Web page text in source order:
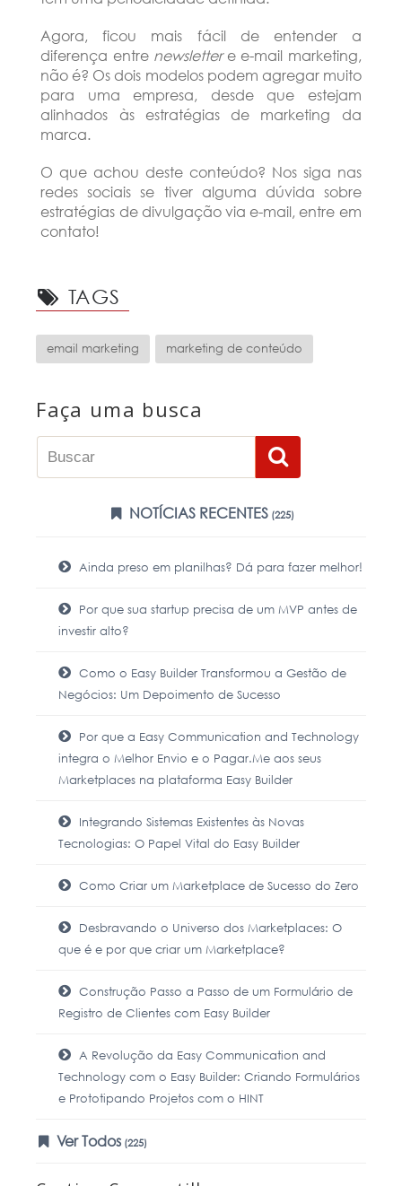
Agora, ficou mais fácil de entender a
diferença entrenewslettere e-mail marketing,
não é? Os dois modelos podem agregar muito
para uma empresa, desde que estejam
alinhados às estratégias de marketing da
marca.
O que achou deste conteúdo? Nos siga nas
redes sociais se tiver alguma dúvida sobre
estratégias de divulgação via e-mail, entre em
contato!
TAGS
email marketing marketing de conteúdo
Faça uma busca
NOTÍCIAS RECENTES(225)
Ainda preso em planilhas? Dá para fazer melhor!
Por que sua startup precisa de um MVP antes de
investir alto?
Como o Easy Builder Transformou a Gestão de
Negócios: Um Depoimento de Sucesso
Por que a Easy Communication and Technology
integra o Melhor Envio e o Pagar.Me aos seus
Marketplaces na plataforma Easy Builder
Integrando Sistemas Existentes às Novas
Tecnologias: O Papel Vital do Easy Builder
Como Criar um Marketplace de Sucesso do Zero
Desbravando o Universo dos Marketplaces: O
que é e por que criar um Marketplace?
Construção Passo a Passo de um Formulário de
Registro de Clientes com Easy Builder
A Revolução da Easy Communication and
Technology com o Easy Builder: Criando Formulários
e Prototipando Projetos com o HINT
Ver Todos (225)